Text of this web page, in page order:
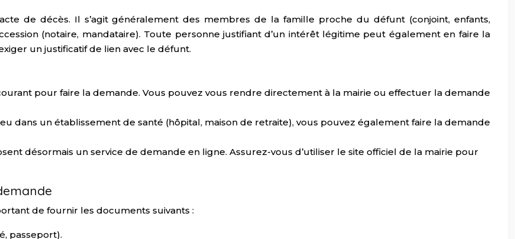
de décès. Il s’agit généralement des membres de la famille proche du défunt (conjoint, enfants,
(notaire, mandataire). Toute personne justifiant d’un intérêt légitime peut également en faire la
un justificatif de lien avec le défunt.
pour faire la demande. Vous pouvez vous rendre directement à la mairie ou effectuer la demande
dans un établissement de santé (hôpital, maison de retraite), vous pouvez également faire la demande
désormais un service de demande en ligne. Assurez-vous d’utiliser le site officiel de la mairie pour
de fournir les documents suivants :
passeport).